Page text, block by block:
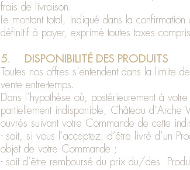
frais de livraison.
Le montant total, indiqué dans la
définitif à payer, exprimé toutes taxes
5. DISPONIBILITÉ DES PRODUITS
Toutes nos offres s'entendent dans la limite
vente entre-temps.
Dans l’hypothèse où, postérieurement à
partiellement indisponible, Château d'Arche
ouvrés suivant votre Commande de cette
- soit, si vous l’acceptez, d’être livré d’un
objet de votre Commande ;
- soit d’être remboursé du prix du/des